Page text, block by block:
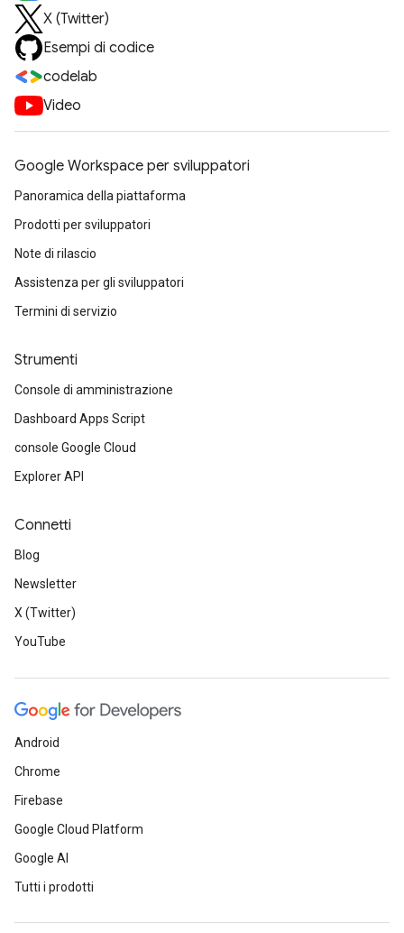
X (Twitter)
Esempi di codice
codelab
Video
Google Workspace per sviluppatori
Panoramica della piattaforma
Prodotti per sviluppatori
Note di rilascio
Assistenza per gli sviluppatori
Termini di servizio
Strumenti
Console di amministrazione
Dashboard Apps Script
console Google Cloud
Explorer API
Connetti
Blog
Newsletter
X (Twitter)
YouTube
Android
Chrome
Firebase
Google Cloud Platform
Google AI
Tutti i prodotti